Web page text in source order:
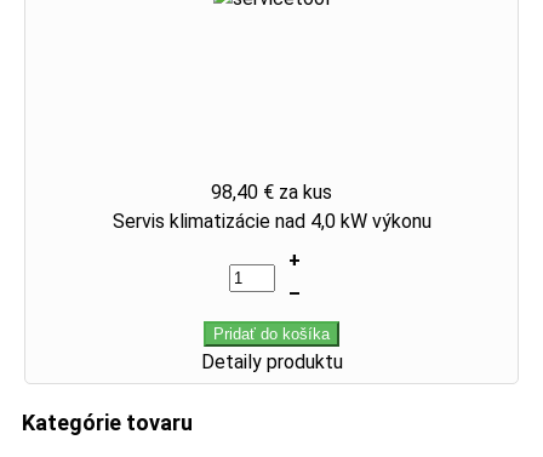
98,40 € za kus
Servis klimatizácie nad 4,0 kW výkonu
+
–
Pridať do košíka
Detaily produktu
Kategórie tovaru